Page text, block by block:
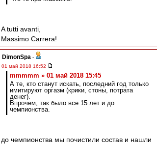
A tutti avanti,
Massimo Carrera!
DimonSpa -
01 май 2018 16:52
mmmmm » 01 май 2018 15:45
А те, кто станут искать, последний год только
имитируют оргазм (крики, стоны, потрата
денег).
Впрочем, так было все 15 лет и до
чемпионства.
до чемпионства мы почистили состав и нашли